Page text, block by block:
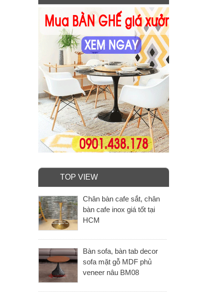
TOP VIEW
Chân bàn cafe sắt, chân
bàn cafe inox giá tốt tại
HCM
Bàn sofa, bàn tab decor
sofa mặt gỗ MDF phủ
veneer nâu BM08